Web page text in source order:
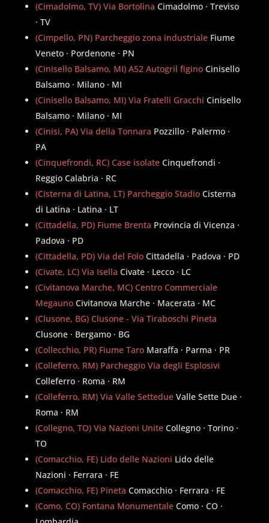
(Cimadolmo, TV) Via Bortolina Cimadolmo · Treviso
· TV
(Cimpello, PN) Parcheggio zona industriale Fiume
Veneto · Pordenone · PN
(Cinisello Balsamo, MI) A52 Autogril figino Cinisello
Balsamo · Milano · MI
(Cinisello Balsamo, MI) Via Fratelli Gracchi Cinisello
Balsamo · Milano · MI
(Cinisi, PA) Via della Tonnara Pozzillo · Palermo ·
PA
(Cinquefrondi, RC) Case isolate Cinquefrondi ·
Reggio Calabria · RC
(Cisterna di Latina, LT) Parcheggio Stadio Cisterna
di Latina · Latina · LT
(Cittadella, PD) Fiume Brenta Provincia di Vicenza ·
Padova · PD
(Cittadella, PD) Via del Folo Cittadella · Padova · PD
(Civate, LC) Via Isella Civate · Lecco · LC
(Civitanova Marche, MC) Centro Commerciale
Megauno Civitanova Marche · Macerata · MC
(Clusone, BG) Clusone - Via Tiraboschi Pineta
Clusone · Bergamo · BG
(Collecchio, PR) Fiume Taro Maraffa · Parma · PR
(Colleferro, RM) Parcheggio Via degli Esplosivi
Colleferro · Roma · RM
(Colleferro, RM) Via Valle Settedue Valle Sette Due ·
Roma · RM
(Collegno, TO) Via Nazioni Unite Collegno · Torino ·
TO
(Comacchio, FE) Lido delle Nazioni Lido delle
Nazioni · Ferrara · FE
(Comacchio, FE) Pineta Comacchio · Ferrara · FE
(Como, CO) Fontana Monumentale Como · CO ·